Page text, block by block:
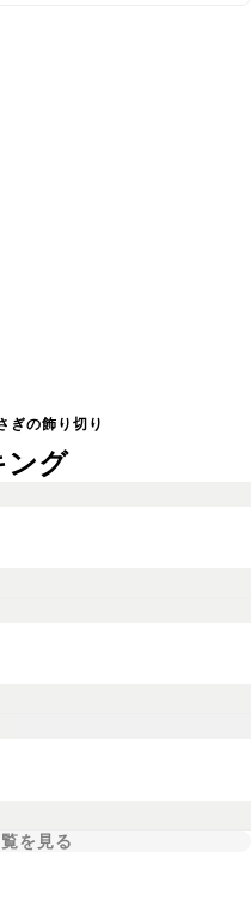
。なるべくお早めにお召
ぎの飾り切り
ング
を見る